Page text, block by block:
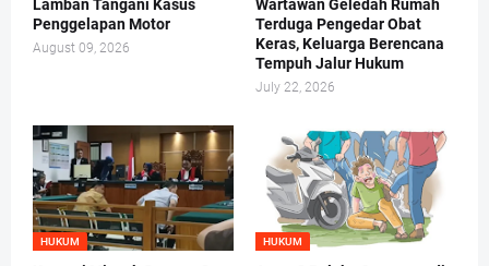
Lamban Tangani Kasus
Penggelapan Motor
August 09, 2026
Wartawan Geledah Rumah
Terduga Pengedar Obat
Keras, Keluarga Berencana
Tempuh Jalur Hukum
July 22, 2026
HUKUM HUKUM